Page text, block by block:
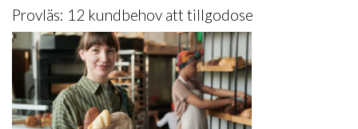
Provläs: 12 kundbehov att tillgodose